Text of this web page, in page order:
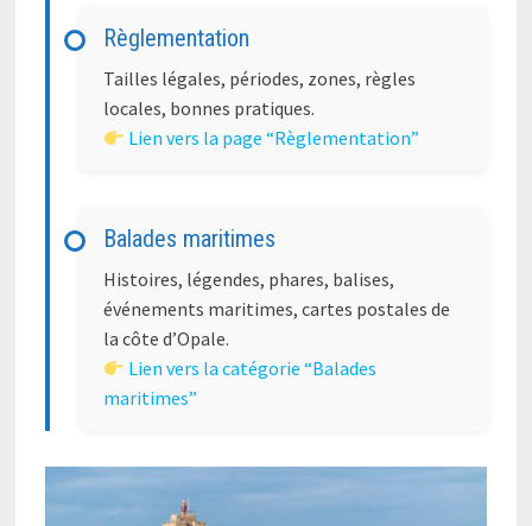
Règlementation
Tailles légales, périodes, zones, règles
locales, bonnes pratiques.
Lien vers la page “Règlementation”
Balades maritimes
Histoires, légendes, phares, balises,
événements maritimes, cartes postales de
la côte d’Opale.
Lien vers la catégorie “Balades
maritimes”